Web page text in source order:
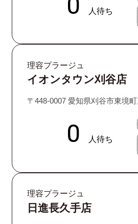
理容プラージュ
イオンタウン刈谷店
〒448-0007 愛知県刈谷市東境
理容プラージュ
日進長久手店